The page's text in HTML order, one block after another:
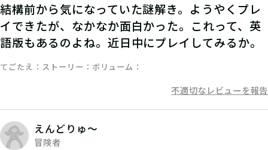
ストーリーを読んで謎を解こう！ひと
りでチャレンジするもよし、お友達や
家族と協力するのもよし！
074.発見報告をする
結構前から気になっていた謎解き。ようやくプレ
イできたが、なかなか面白かった。これって、英
語版もあるのよね。近日中にプレイしてみるか。
てごたえ ストーリー ボリューム
不適切なレビューを報告
えんどりゅ〜
冒険者